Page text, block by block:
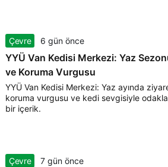
Çevre 6 gün önce
YYÜ Van Kedisi Merkezi: Yaz
ve Koruma Vurgusu
YYÜ Van Kedisi Merkezi: Yaz ayında
koruma vurgusu ve kedi sevgisiyle
bir içerik.
Çevre 7 gün önce